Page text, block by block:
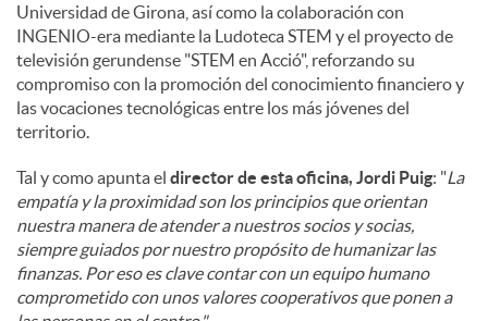
Universidad de Girona, así como la colaboración con
INGENIO-era mediante la Ludoteca STEM y el proyecto de
televisión gerundense "STEM en Acció", reforzando su
compromiso con la promoción del conocimiento financiero y
las vocaciones tecnológicas entre los más jóvenes del
territorio.
Tal y como apunta el director de esta oficina, Jordi Puig: "La
empatía y la proximidad son los principios que orientan
nuestra manera de atender a nuestros socios y socias,
siempre guiados por nuestro propósito de humanizar las
finanzas. Por eso es clave contar con un equipo humano
comprometido con unos valores cooperativos que ponen a